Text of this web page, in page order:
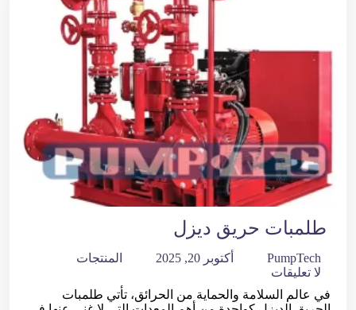
طلمبات حريق ديزل
PumpTech أكتوبر 20, 2025
المنتجات
لا تعليقات
في عالم السلامة والحماية من الحرائق، تأتي طلمبات